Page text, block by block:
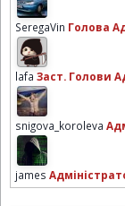
SeregaVin Голова
lafa Заст. Голови
snigova_koroleva
james